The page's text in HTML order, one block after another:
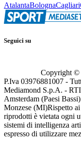
AtalantaBolognaCagliari
Seguici su
Copyright ©
P.Iva 03976881007 -
Mediamond S.p.A. -
Amsterdam (Paesi
Monzese (MI)Rispetto
riprodotti è vietata ogni
sistemi di intelligenza
espresso di utilizzare